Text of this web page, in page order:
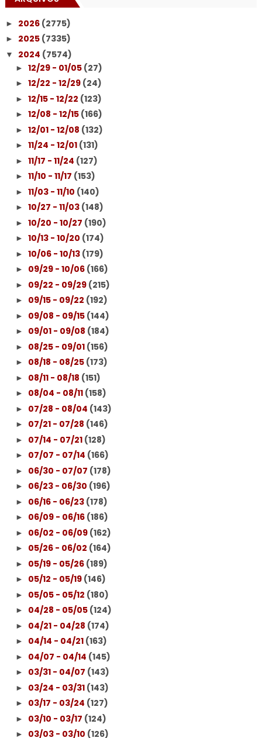
► 2026 (2775)
► 2025 (7335)
▼ 2024 (7574)
► 12/29 - 01/05 (27)
► 12/22 - 12/29 (24)
► 12/15 - 12/22 (123)
► 12/08 - 12/15 (166)
► 12/01 - 12/08 (132)
► 11/24 - 12/01 (131)
► 11/17 - 11/24 (127)
► 11/10 - 11/17 (153)
► 11/03 - 11/10 (140)
► 10/27 - 11/03 (148)
► 10/20 - 10/27 (190)
► 10/13 - 10/20 (174)
► 10/06 - 10/13 (179)
► 09/29 - 10/06 (166)
► 09/22 - 09/29 (215)
► 09/15 - 09/22 (192)
► 09/08 - 09/15 (144)
► 09/01 - 09/08 (184)
► 08/25 - 09/01 (156)
► 08/18 - 08/25 (173)
► 08/11 - 08/18 (151)
► 08/04 - 08/11 (158)
► 07/28 - 08/04 (143)
► 07/21 - 07/28 (146)
► 07/14 - 07/21 (128)
► 07/07 - 07/14 (166)
► 06/30 - 07/07 (178)
► 06/23 - 06/30 (196)
► 06/16 - 06/23 (178)
► 06/09 - 06/16 (186)
► 06/02 - 06/09 (162)
► 05/26 - 06/02 (164)
► 05/19 - 05/26 (189)
► 05/12 - 05/19 (146)
► 05/05 - 05/12 (180)
► 04/28 - 05/05 (124)
► 04/21 - 04/28 (174)
► 04/14 - 04/21 (163)
► 04/07 - 04/14 (145)
► 03/31 - 04/07 (143)
► 03/24 - 03/31 (143)
► 03/17 - 03/24 (127)
► 03/10 - 03/17 (124)
► 03/03 - 03/10 (126)